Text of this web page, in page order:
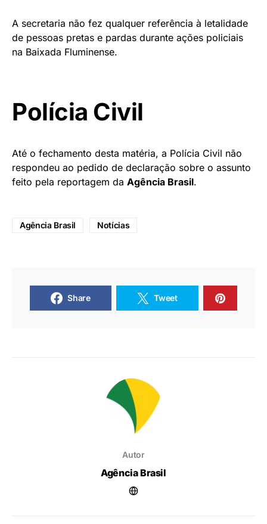
A secretaria não fez qualquer referência à letalidade
de pessoas pretas e pardas durante ações policiais
na Baixada Fluminense.
Polícia Civil
Até o fechamento desta matéria, a Polícia Civil não
respondeu ao pedido de declaração sobre o assunto
feito pela reportagem da Agência Brasil.
Agência Brasil Notícias
Share Tweet
Autor
Agência Brasil